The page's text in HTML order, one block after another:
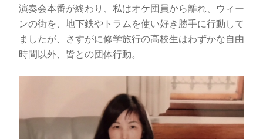
演奏会本番が終わり、私はオケ団員から離れ、ウィー
ンの街を、地下鉄やトラムを使い好き勝手に行動して
ましたが、さすがに修学旅行の高校生はわずかな自由
時間以外、皆との団体行動。